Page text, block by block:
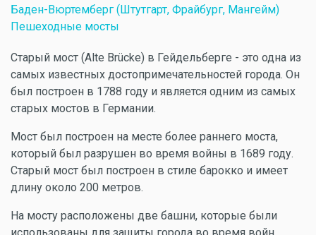
Баден-Вюртемберг (Штутгарт, Фрайбург, Мангейм)
Пешеходные мосты
Старый мост (Alte Brücke) в Гейдельберге - это одна из
самых известных достопримечательностей города. Он
был построен в 1788 году и является одним из самых
старых мостов в Германии.
Мост был построен на месте более раннего моста,
который был разрушен во время войны в 1689 году.
Старый мост был построен в стиле барокко и имеет
длину около 200 метров.
На мосту расположены две башни, которые были